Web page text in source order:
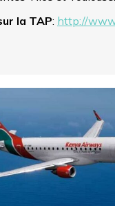
la TAP: http://